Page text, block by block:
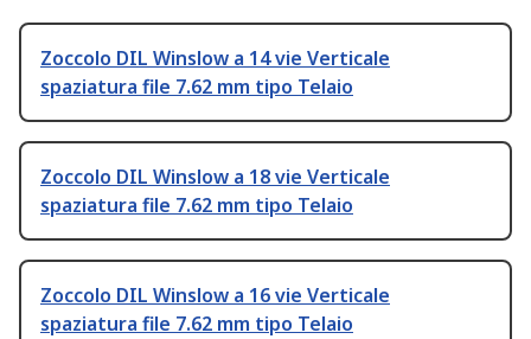
Zoccolo DIL Winslow a 14 vie Verticale
spaziatura file 7.62 mm tipo Telaio
Zoccolo DIL Winslow a 18 vie Verticale
spaziatura file 7.62 mm tipo Telaio
Zoccolo DIL Winslow a 16 vie Verticale
spaziatura file 7.62 mm tipo Telaio